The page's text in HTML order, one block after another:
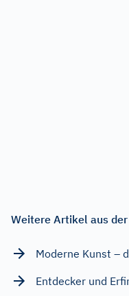
Weitere Artikel aus
Moderne Kunst –
Entdecker und